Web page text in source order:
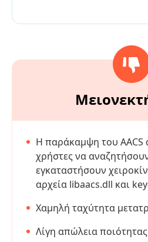
Η παράκαμψη του AACS
χρήστες να
εγκαταστήσουν
αρχεία libaacs.dll και
Χαμηλή ταχύτητα
Λίγη απώλεια ποιότητας